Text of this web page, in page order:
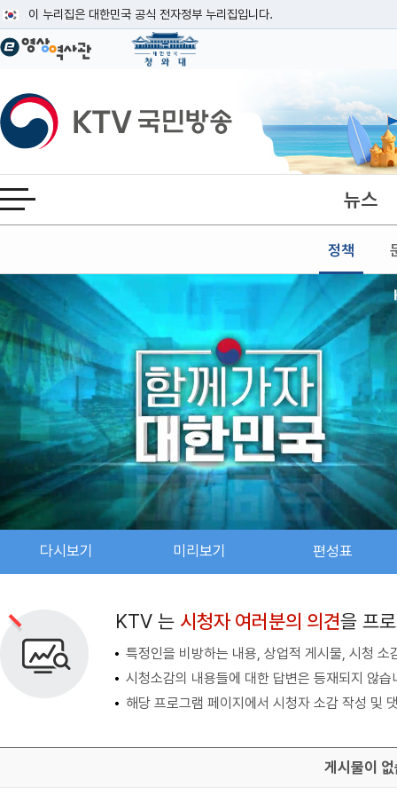
이 누리집은 대한민국 공식 전자정부 누리집입니다.
공식 누리집 주소 확인하기
이밖에 or.kr 또는 .kr등 다른 도메인 주소를 사용하고 있다면 아래 URL에서
운영중인 공식 누리집보기
KTV국민방송
전체메뉴 열기 뉴스
정책
본문
다시보기 미리보기 편성표
KTV 는 시청자 여러분의 의견을 프
특정인을 비방하는 내용, 상업적 게시물, 시청
시청소감의 내용들에 대한 답변은 등재되지 않습
해당 프로그램 페이지에서 시청자 소감 작성 및
게시물이
검색 조건
검색어 입력
검색